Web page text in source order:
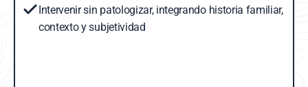
Intervenir sin patologizar, integrando historia familiar,
contexto y subjetividad